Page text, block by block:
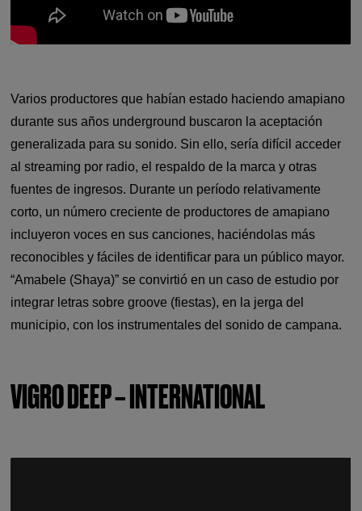
Varios productores que habían estado haciendo amapiano
durante sus años underground buscaron la aceptación
generalizada para su sonido. Sin ello, sería difícil acceder
al streaming por radio, el respaldo de la marca y otras
fuentes de ingresos. Durante un período relativamente
corto, un número creciente de productores de amapiano
incluyeron voces en sus canciones, haciéndolas más
reconocibles y fáciles de identificar para un público mayor.
“Amabele (Shaya)” se convirtió en un caso de estudio por
integrar letras sobre groove (fiestas), en la jerga del
municipio, con los instrumentales del sonido de campana.
VIGRO DEEP – INTERNATIONAL